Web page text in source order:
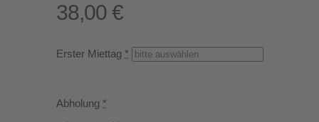
38,00 €
Erster Miettag *
Abholung *